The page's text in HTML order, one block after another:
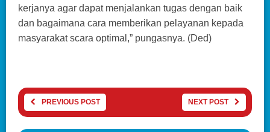
kerjanya agar dapat menjalankan tugas dengan baik
dan bagaimana cara memberikan pelayanan kepada
masyarakat scara optimal,” pungasnya. (Ded)
PREVIOUS POST NEXT POST